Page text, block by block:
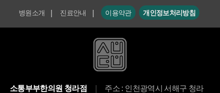
병원소개 | 진료안내 | 이용약관 개인정보처리방침
소통부부한의원 청라점 |
주소 : 인천광역시 서해구 청라